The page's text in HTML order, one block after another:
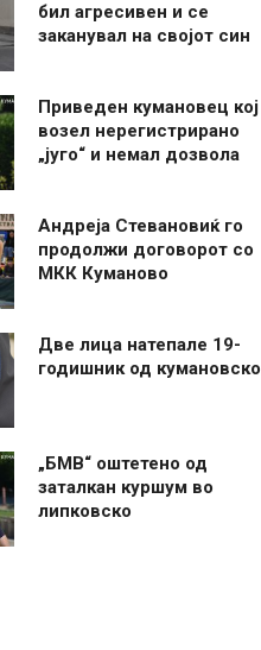
бил агресивен и се
заканувал на својот син
Приведен кумановец кој
возел нерегистрирано
„југо“ и немал дозвола
Андреја Стевановиќ го
продолжи договорот со
МКК Куманово
Две лица натепале 19-
годишник од кумановско
„БМВ“ оштетено од
заталкан куршум во
липковско